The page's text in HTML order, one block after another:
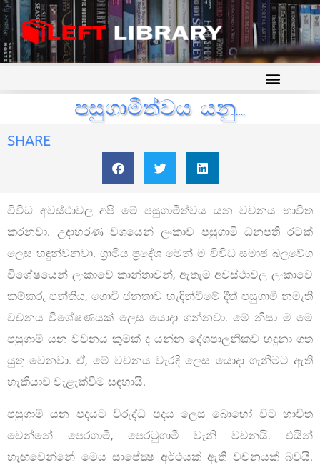
පසුගාමීත්වය යනු….
SHARE
විවිධ අවස්ථාවල අපි මේ පසුගාමීත්වය යන වචනය භාවිත
කරනවා. උදාහරණ වශයෙන් ලංකාව පසුගාමී ධනපති රටක්
ලෙස හඳුන්වනවා. ග්‍රාමීය ප්‍රදේශ මෙන් ම විවිධ සමාජ බලවේග
විශේෂයෙන් ලංකාවේ කාන්තාවන්, ඇතැම් අවස්ථාවල ලංකාවේ
කම්කරු පන්තිය, ගොවි ජනතාව හැඳින්වීමේ දීත් පසුගාමී නමැති
වචනය විශේෂණයක් ලෙස යොදා ගන්නවා. මේ නිසා ම මේ
පසුගාමී යන වචනය කුමක් ද යන්න දේශපාලනිකව හඳුනා ගත
යුතු වෙනවා. ඒ, මේ වචනය වැරදි ලෙස යොදා ගැනීමට ඇති
හැකියාව වැළැක්වීම සඳහායි.
පසුගාමී යන පදයට විරුද්ධ පදය ලෙස බොහෝ විට භාවිත
වෙන්නේ පෙරගාමී, පෙරටුගාමී වැනි වචනයි. එයින්
හැඟවෙන්නේ මෙය සාපේක්‍ෂ අර්ථයක් ඇති වචනයක් බවයි.